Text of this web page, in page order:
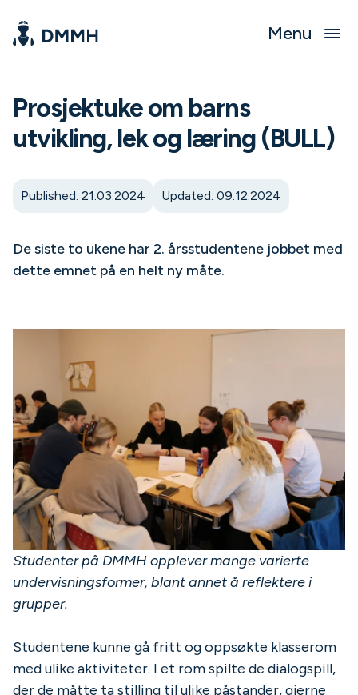
Menu
Prosjektuke om barns
utvikling, lek og læring (BULL)
Published: 21.03.2024 Updated: 09.12.2024
De siste to ukene har 2. årsstudentene jobbet med
dette emnet på en helt ny måte.
Studenter på DMMH opplever mange varierte
undervisningsformer, blant annet å reflektere i
grupper.
Studentene kunne gå fritt og oppsøkte klasserom
med ulike aktiviteter. I et rom spilte de dialogspill,
der de måtte ta stilling til ulike påstander, gjerne